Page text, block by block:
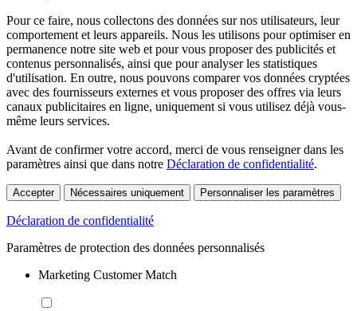
Pour ce faire, nous collectons des données sur nos utilisateurs, leur
comportement et leurs appareils. Nous les utilisons pour optimiser en
permanence notre site web et pour vous proposer des publicités et
contenus personnalisés, ainsi que pour analyser les statistiques
d'utilisation. En outre, nous pouvons comparer vos données cryptées
avec des fournisseurs externes et vous proposer des offres via leurs
canaux publicitaires en ligne, uniquement si vous utilisez déjà vous-
même leurs services.
Avant de confirmer votre accord, merci de vous renseigner dans les
paramètres ainsi que dans notre Déclaration de confidentialité.
Accepter Nécessaires uniquement Personnaliser les paramètres
Déclaration de confidentialité
Paramètres de protection des données personnalisés
Marketing Customer Match